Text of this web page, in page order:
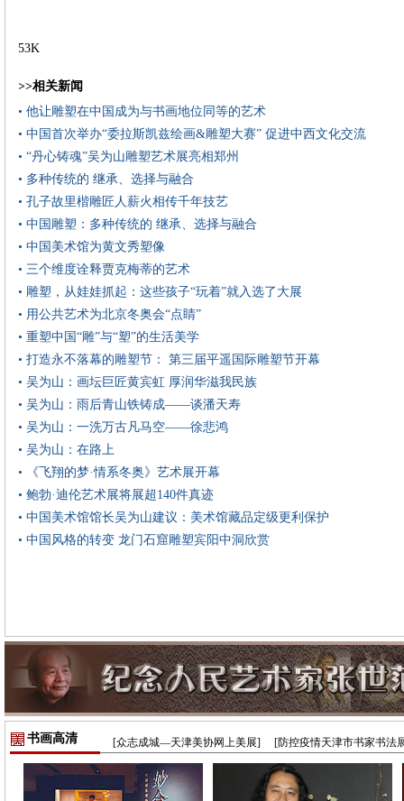
53K
>>相关新闻
• 他让雕塑在中国成为与书画地位同等的艺术
• 中国首次举办“委拉斯凯兹绘画&雕塑大赛” 促进中西文化交流
• “丹心铸魂”吴为山雕塑艺术展亮相郑州
• 多种传统的 继承、选择与融合
• 孔子故里楷雕匠人薪火相传千年技艺
• 中国雕塑：多种传统的 继承、选择与融合
• 中国美术馆为黄文秀塑像
• 三个维度诠释贾克梅蒂的艺术
• 雕塑，从娃娃抓起：这些孩子“玩着”就入选了大展
• 用公共艺术为北京冬奥会“点睛”
• 重塑中国“雕”与“塑”的生活美学
• 打造永不落幕的雕塑节： 第三届平遥国际雕塑节开幕
• 吴为山：画坛巨匠黄宾虹 厚润华滋我民族
• 吴为山：雨后青山铁铸成——谈潘天寿
• 吴为山：一洗万古凡马空——徐悲鸿
• 吴为山：在路上
• 《飞翔的梦·情系冬奥》艺术展开幕
• 鲍勃·迪伦艺术展将展超140件真迹
• 中国美术馆馆长吴为山建议：美术馆藏品定级更利保护
• 中国风格的转变 龙门石窟雕塑宾阳中洞欣赏
书画高清 [众志成城—天津美协网上美展] [防控疫情天津市书家书法